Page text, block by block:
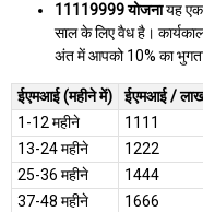
11119999 योजनायह एक
साल के लिए वैध है।
अंत में आपको 10% का
ईएमआई (महीने में)
ईएमआई /
1-12 महीने
1111
13-24 महीने
1222
25-36 महीने
1444
37-48 महीने
1666